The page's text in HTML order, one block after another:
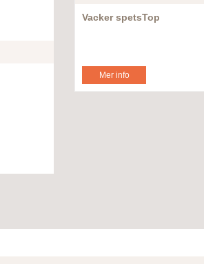
Vacker spetsTop
Mer info